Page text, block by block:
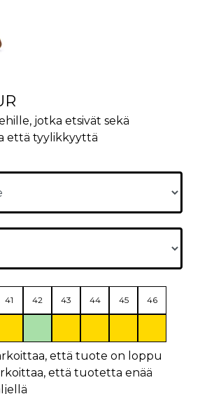
jotka etsivät sekä
että tyylikkyyttä
41 42 43 44 45 46
että tuote on loppu
että tuotetta enää